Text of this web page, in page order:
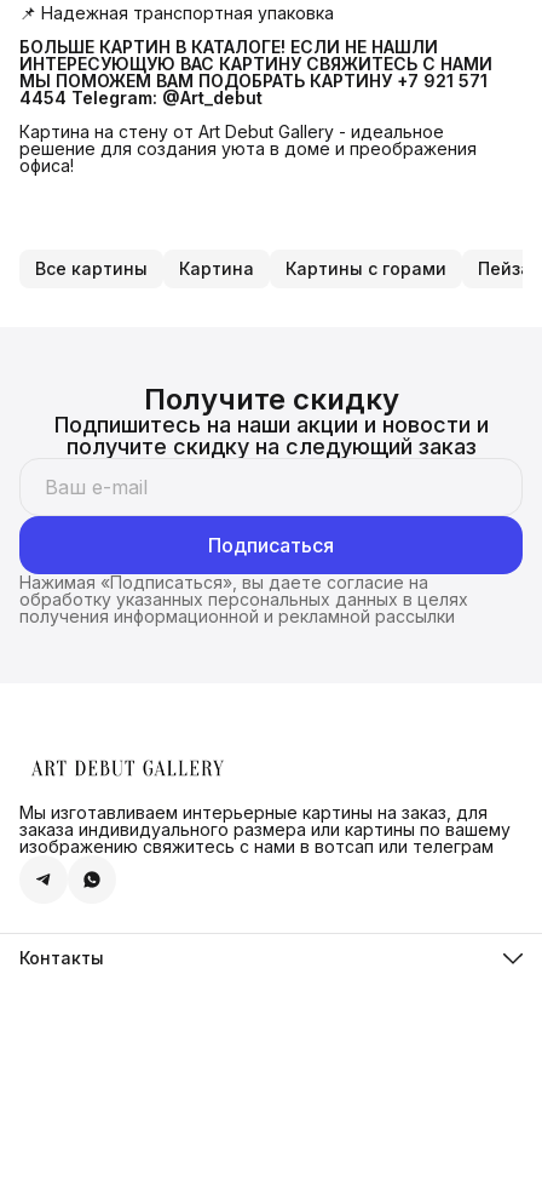
📌 Надежная транспортная упаковка
БОЛЬШЕ КАРТИН В КАТАЛОГЕ! ЕСЛИ НЕ НАШЛИ
ИНТЕРЕСУЮЩУЮ ВАС КАРТИНУ СВЯЖИТЕСЬ С НАМИ
МЫ ПОМОЖЕМ ВАМ ПОДОБРАТЬ КАРТИНУ +7 921 571
4454 Telegram: @Art_debut
Картина на стену от Art Debut Gallery - идеальное
решение для создания уюта в доме и преображения
офиса!
Все картины Картина Картины с горами
Получите скидку
Подпишитесь на наши акции и новости и
получите скидку на следующий заказ
Подписаться
Нажимая «Подписаться», вы даете согласие на
обработку указанных персональных данных в целях
получения информационной и рекламной рассылки
Мы изготавливаем интерьерные картины на заказ, для
заказа индивидуального размера или картины по вашему
изображению свяжитесь с нами в вотсап или телеграм
Контакты